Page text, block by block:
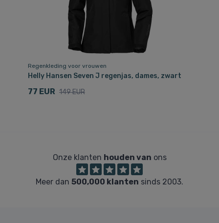
Regenkleding voor vrouwen
Helly Hansen Seven J regenjas, dames, zwart
77 EUR 149 EUR
Onze klanten houden van ons
Meer dan 500,000 klanten sinds 2003.